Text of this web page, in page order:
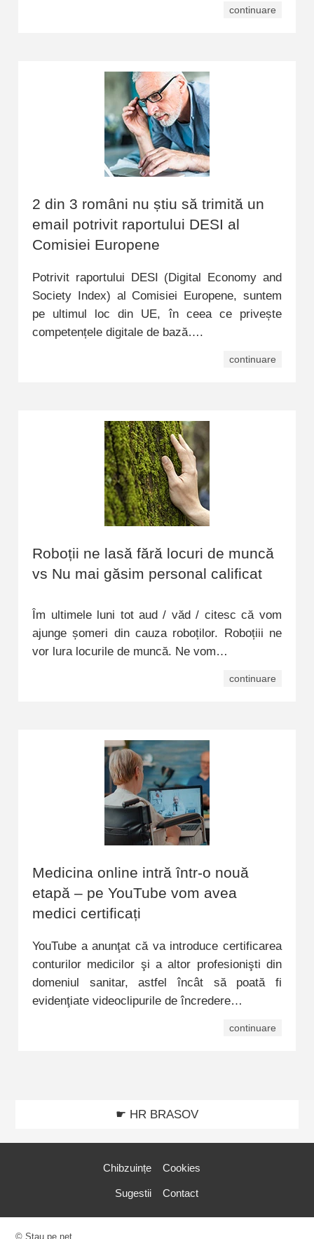
continuare
2 din 3 români nu știu să trimită un
email potrivit raportului DESI al
Comisiei Europene
Potrivit raportului DESI (Digital Economy and
Society Index) al Comisiei Europene, suntem
pe ultimul loc din UE, în ceea ce privește
competențele digitale de bază….
continuare
Roboții ne lasă fără locuri de muncă
vs Nu mai găsim personal calificat
Îm ultimele luni tot aud / văd / citesc că vom
ajunge șomeri din cauza roboților. Roboțiii ne
vor lura locurile de muncă. Ne vom…
continuare
Medicina online intră într-o nouă
etapă – pe YouTube vom avea
medici certificați
YouTube a anunţat că va introduce certificarea
conturilor medicilor şi a altor profesionişti din
domeniul sanitar, astfel încât să poată fi
evidenţiate videoclipurile de încredere…
continuare
☛ HR BRASOV
Chibzuințe
Sugestii
Cookies
Contact
© Stau pe net